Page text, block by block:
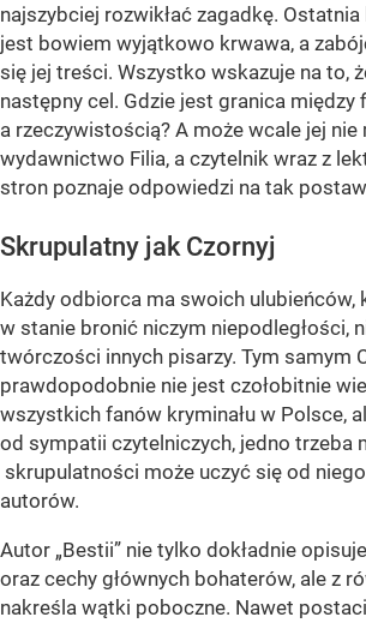
najszybciej rozwikłać zagadkę.
jest bowiem wyjątkowo krwawa, a
się jej treści. Wszystko wskazuje na to,
następny cel. Gdzie jest granica między
a rzeczywistością? A może wcale jej nie
wydawnictwo Filia, a czytelnik wraz z
stron poznaje odpowiedzi na tak
Skrupulatny jak Czornyj
Każdy odbiorca ma swoich ulubieńców,
w stanie bronić niczym niepodległości,
twórczości innych pisarzy. Tym samym
prawdopodobnie nie jest czołobitnie
wszystkich fanów kryminału w Polsce,
od sympatii czytelniczych, jedno trzeba
skrupulatności może uczyć się od
autorów.
Autor „Bestii” nie tylko dokładnie
oraz cechy głównych bohaterów, ale z
nakreśla wątki poboczne. Nawet